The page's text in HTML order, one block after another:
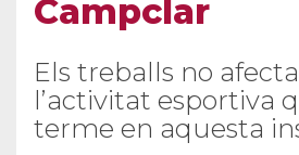
Campclar
Els treballs no
l’activitat esportiva
terme en aquesta